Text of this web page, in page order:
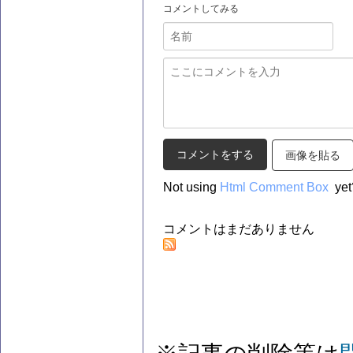
コメントしてみる
画像を貼る
Not using Html Comment Box
コメントはまだありません